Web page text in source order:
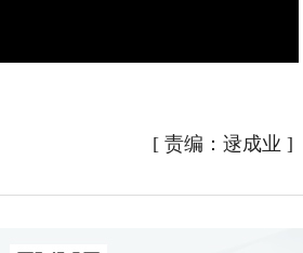
[ 责编：逯成业 ]